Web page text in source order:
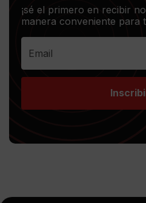
¡sé el primero en recibir
manera conveniente para